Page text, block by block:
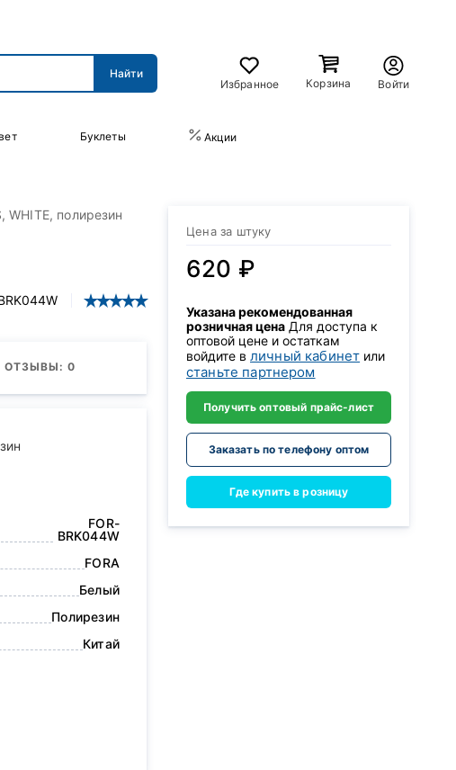
Избранное
Корзина Войти
Буклеты Акции
WHITE, полирезин
ОТЗЫВЫ: 0
FOR-
BRK044W
FORA
Белый
Полирезин
Китай
Цена за штуку
620 ₽
Указана рекомендованная
розничная цена Для доступа к
оптовой цене и остаткам
войдите в личный кабинет или
станьте партнером
Получить оптовый прайс-лист
Заказать по телефону оптом
Где купить в розницу